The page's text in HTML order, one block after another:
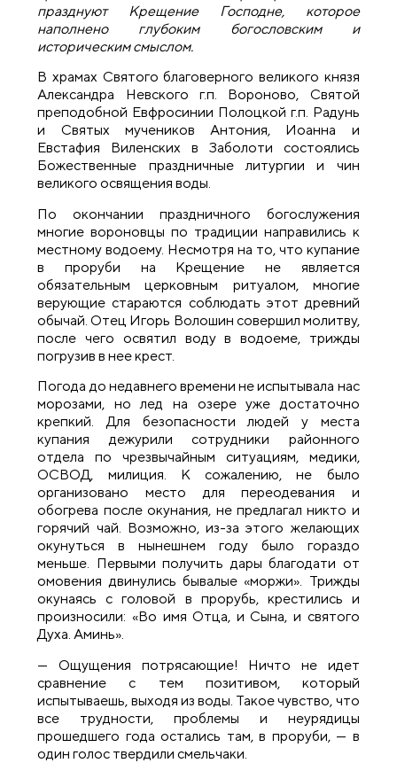
празднуют Крещение Господне, которое
наполнено глубоким богословским и
историческим смыслом.
В храмах Святого благоверного великого князя
Александра Невского г.п. Вороново, Святой
преподобной Евфросинии Полоцкой г.п. Радунь
и Святых мучеников Антония, Иоанна и
Евстафия Виленских в Заболоти состоялись
Божественные праздничные литургии и чин
великого освящения воды.
По окончании праздничного богослужения
многие вороновцы по традиции направились к
местному водоему. Несмотря на то, что купание
в проруби на Крещение не является
обязательным церковным ритуалом, многие
верующие стараются соблюдать этот древний
обычай. Отец Игорь Волошин совершил молитву,
после чего освятил воду в водоеме, трижды
погрузив в нее крест.
Погода до недавнего времени не испытывала нас
морозами, но лед на озере уже достаточно
крепкий. Для безопасности людей у места
купания дежурили сотрудники районного
отдела по чрезвычайным ситуациям, медики,
ОСВОД, милиция. К сожалению, не было
организовано место для переодевания и
обогрева после окунания, не предлагал никто и
горячий чай. Возможно, из-за этого желающих
окунуться в нынешнем году было гораздо
меньше. Первыми получить дары благодати от
омовения двинулись бывалые «моржи». Трижды
окунаясь с головой в прорубь, крестились и
произносили: «Во имя Отца, и Сына, и святого
Духа. Аминь».
— Ощущения потрясающие! Ничто не идет
сравнение с тем позитивом, который
испытываешь, выходя из воды. Такое чувство, что
все трудности, проблемы и неурядицы
прошедшего года остались там, в проруби, — в
один голос твердили смельчаки.